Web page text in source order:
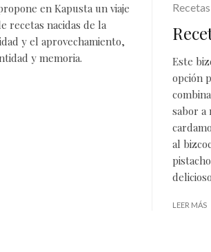
en Kapusta un viaje
recetas nacidas de la
y el aprovechamiento,
y memoria.
Este
opción
sabor a
al
LEER MÁS